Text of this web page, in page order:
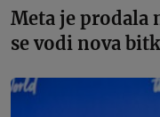
Meta je prodala
se vodi nova